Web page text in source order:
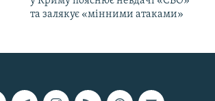
та залякує «мінними атаками»